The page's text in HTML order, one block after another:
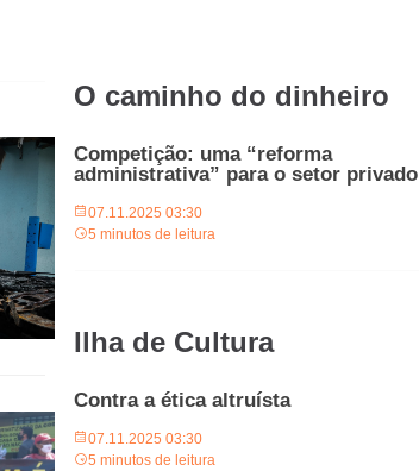
O caminho do dinheiro
Competição: uma “reforma
administrativa” para o setor privado
07.11.2025 03:30
5 minutos de leitura
Ilha de Cultura
Contra a ética altruísta
07.11.2025 03:30
5 minutos de leitura